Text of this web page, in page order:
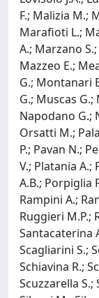
F.; Malizia M.;
Marafioti L.;
A.; Marzano
Mazzeo E.;
G.; Montanari
G.; Muscas
Napodano G.;
Orsatti M.;
P.; Pavan N.;
V.; Platania A.;
A.B.; Porpiglia
Rampini A.;
Ruggieri M.P.;
Santacaterina
Scagliarini S.;
Schiavina R.;
Scuzzarella S.;